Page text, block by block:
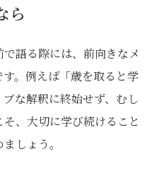
ら
語る際には、前向きなメ
。例えば「歳を取ると学
な解釈に終始せず、むし
、大切に学び続けること
しょう。